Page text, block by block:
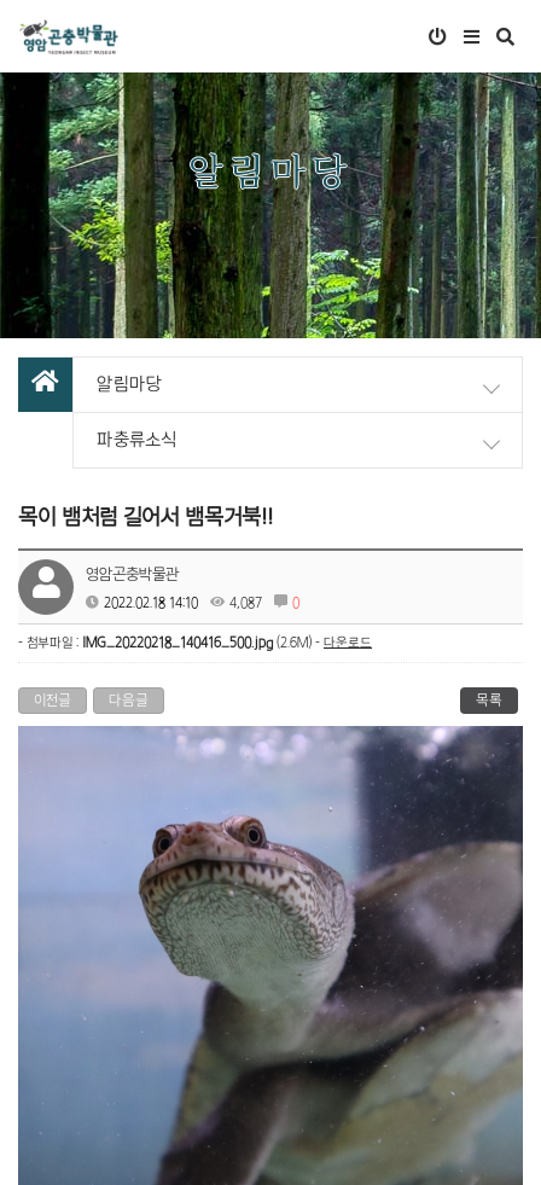
알림마당
알림마당
파충류소식
목이 뱀처럼 길어서 뱀목거북!!
영암곤충박물관
2022.02.18 14:10 4,087 0
- 첨부파일 : IMG_20220218_140416_500.jpg (2.6M) - 다운로드
이전글 다음글 목록